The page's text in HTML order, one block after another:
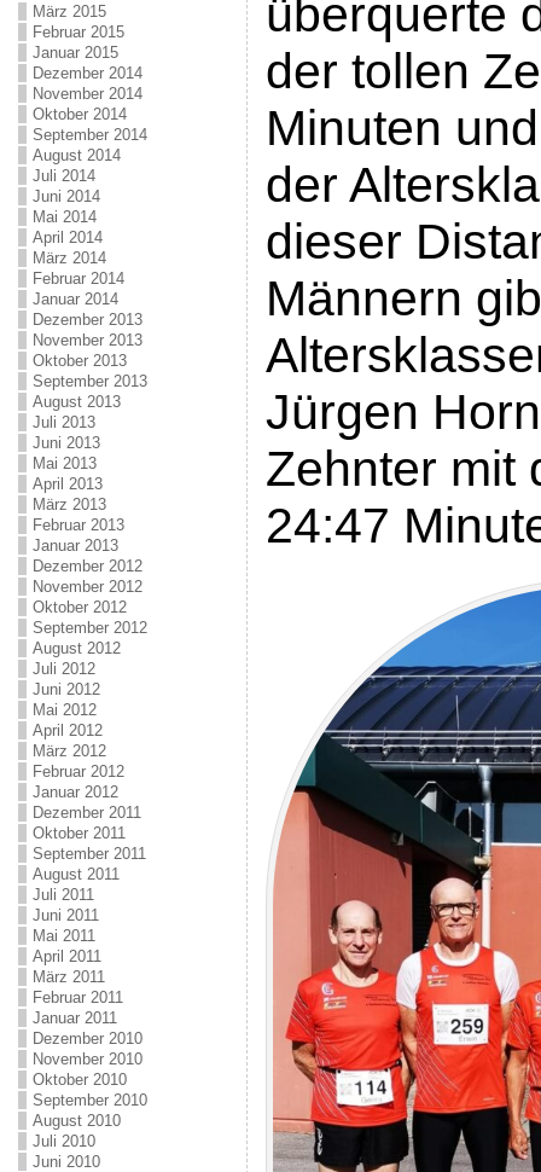
März 2015
Februar 2015
Januar 2015
Dezember 2014
November 2014
Oktober 2014
September 2014
August 2014
Juli 2014
Juni 2014
Mai 2014
April 2014
März 2014
Februar 2014
Januar 2014
Dezember 2013
November 2013
Oktober 2013
September 2013
August 2013
Juli 2013
Juni 2013
Mai 2013
April 2013
März 2013
Februar 2013
Januar 2013
Dezember 2012
November 2012
Oktober 2012
September 2012
August 2012
Juli 2012
Juni 2012
Mai 2012
April 2012
März 2012
Februar 2012
Januar 2012
Dezember 2011
Oktober 2011
September 2011
August 2011
Juli 2011
Juni 2011
Mai 2011
April 2011
März 2011
Februar 2011
Januar 2011
Dezember 2010
November 2010
Oktober 2010
September 2010
August 2010
Juli 2010
Juni 2010
überquerte
der tollen
Minuten
der
dieser
Männern
Jürgen
Zehnter mit
24:47